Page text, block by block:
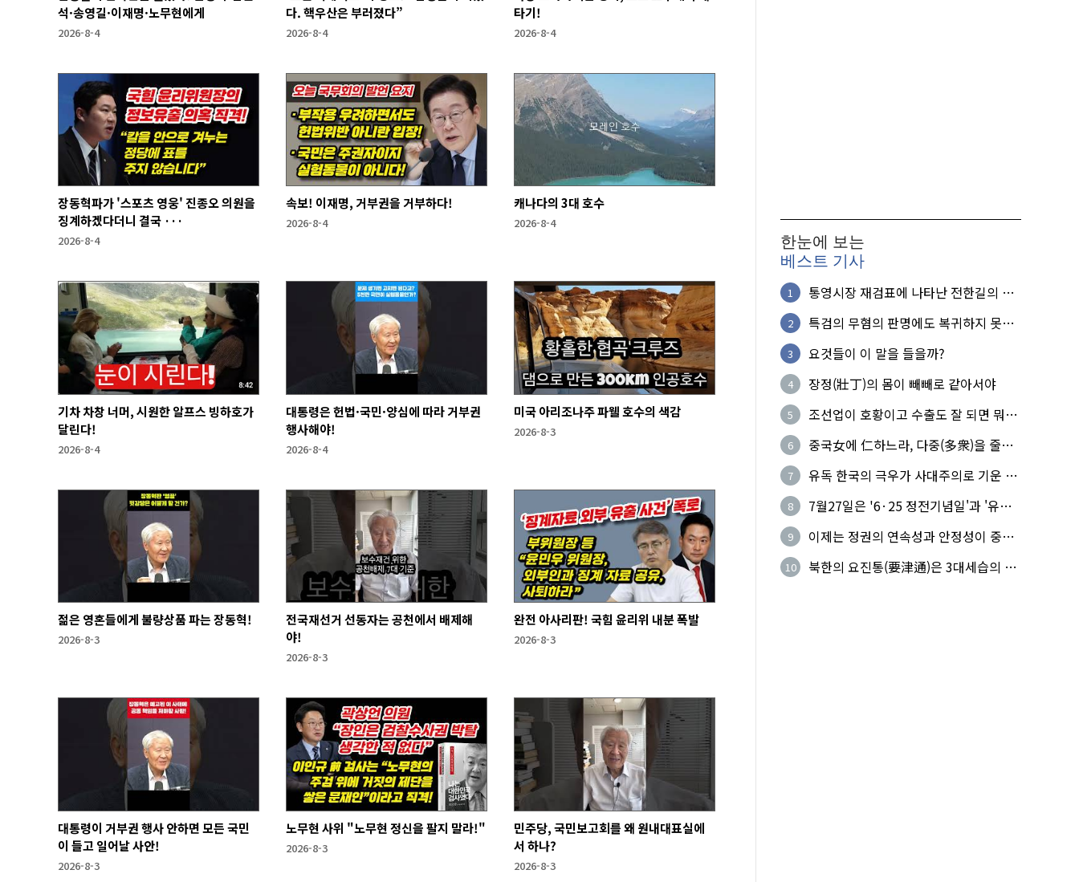
석·송영길·이재명·노무현에게
2026-8-4
다. 핵우산은 부러졌다”
2026-8-4
타기!
2026-8-4
장동혁파가 '스포츠 영웅' 진종오 의원을
징계하겠다더니 결국 ···
2026-8-4
속보! 이재명, 거부권을 거부하다!
2026-8-4
캐나다의 3대 호수
2026-8-4
기차 차창 너머, 시원한 알프스 빙하호가
달린다!
2026-8-4
대통령은 헌법·국민·양심에 따라 거부권
행사해야!
2026-8-4
미국 아리조나주 파웰 호수의 색감
2026-8-3
젊은 영혼들에게 불량상품 파는 장동혁!
2026-8-3
전국재선거 선동자는 공천에서 배제해
야!
2026-8-3
완전 아사리판! 국힘 윤리위 내분 폭발
2026-8-3
대통령이 거부권 행사 안하면 모든 국민
이 들고 일어날 사안!
2026-8-3
노무현 사위 "노무현 정신을 팔지 말라!"
2026-8-3
민주당, 국민보고회를 왜 원내대표실에
서 하나?
2026-8-3
한눈에 보는
베스트 기사
1
통영시장 재검표에 나타난 전한길의 무
2
특검의 무혐의 판명에도 복귀하지 못한
3 요것들이 이 말을 들을까?
4 장정(壯丁)의 몸이 빼빼로 같아서야
5
조선업이 호황이고 수출도 잘 되면 뭐하
6
중국女에 仁하느라, 다중(多衆)을 줄세
7
유독 한국의 극우가 사대주의로 기운 이
8
7월27일은 '6·25 정전기념일'과 '유엔
9
이제는 정권의 연속성과 안정성이 중요
10
북한의 요진통(要津通)은 3대세습의 사